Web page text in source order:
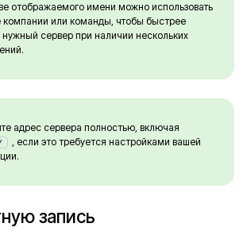
отображаемого имени можно использовать
компании или команды, чтобы быстрее
нужный сервер при наличии нескольких
адрес сервера полностью, включая
, если это требуется настройками вашей
запись